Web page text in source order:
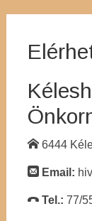
6444
Email:
Tel.: 77/